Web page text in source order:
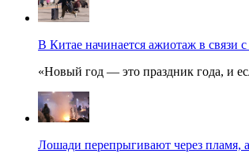
В Китае начинается ажиотаж в связи
«Новый год — это праздник года, и
Лошади перепрыгивают через пламя,